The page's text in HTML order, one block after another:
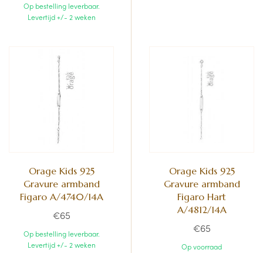
Op bestelling leverbaar.
Levertijd +/- 2 weken
Orage Kids 925
Gravure armband
Figaro A/4740/14A
€65
Op bestelling leverbaar.
Levertijd +/- 2 weken
Orage Kids 925
Gravure armband
Figaro Hart
A/4812/14A
€65
Op voorraad